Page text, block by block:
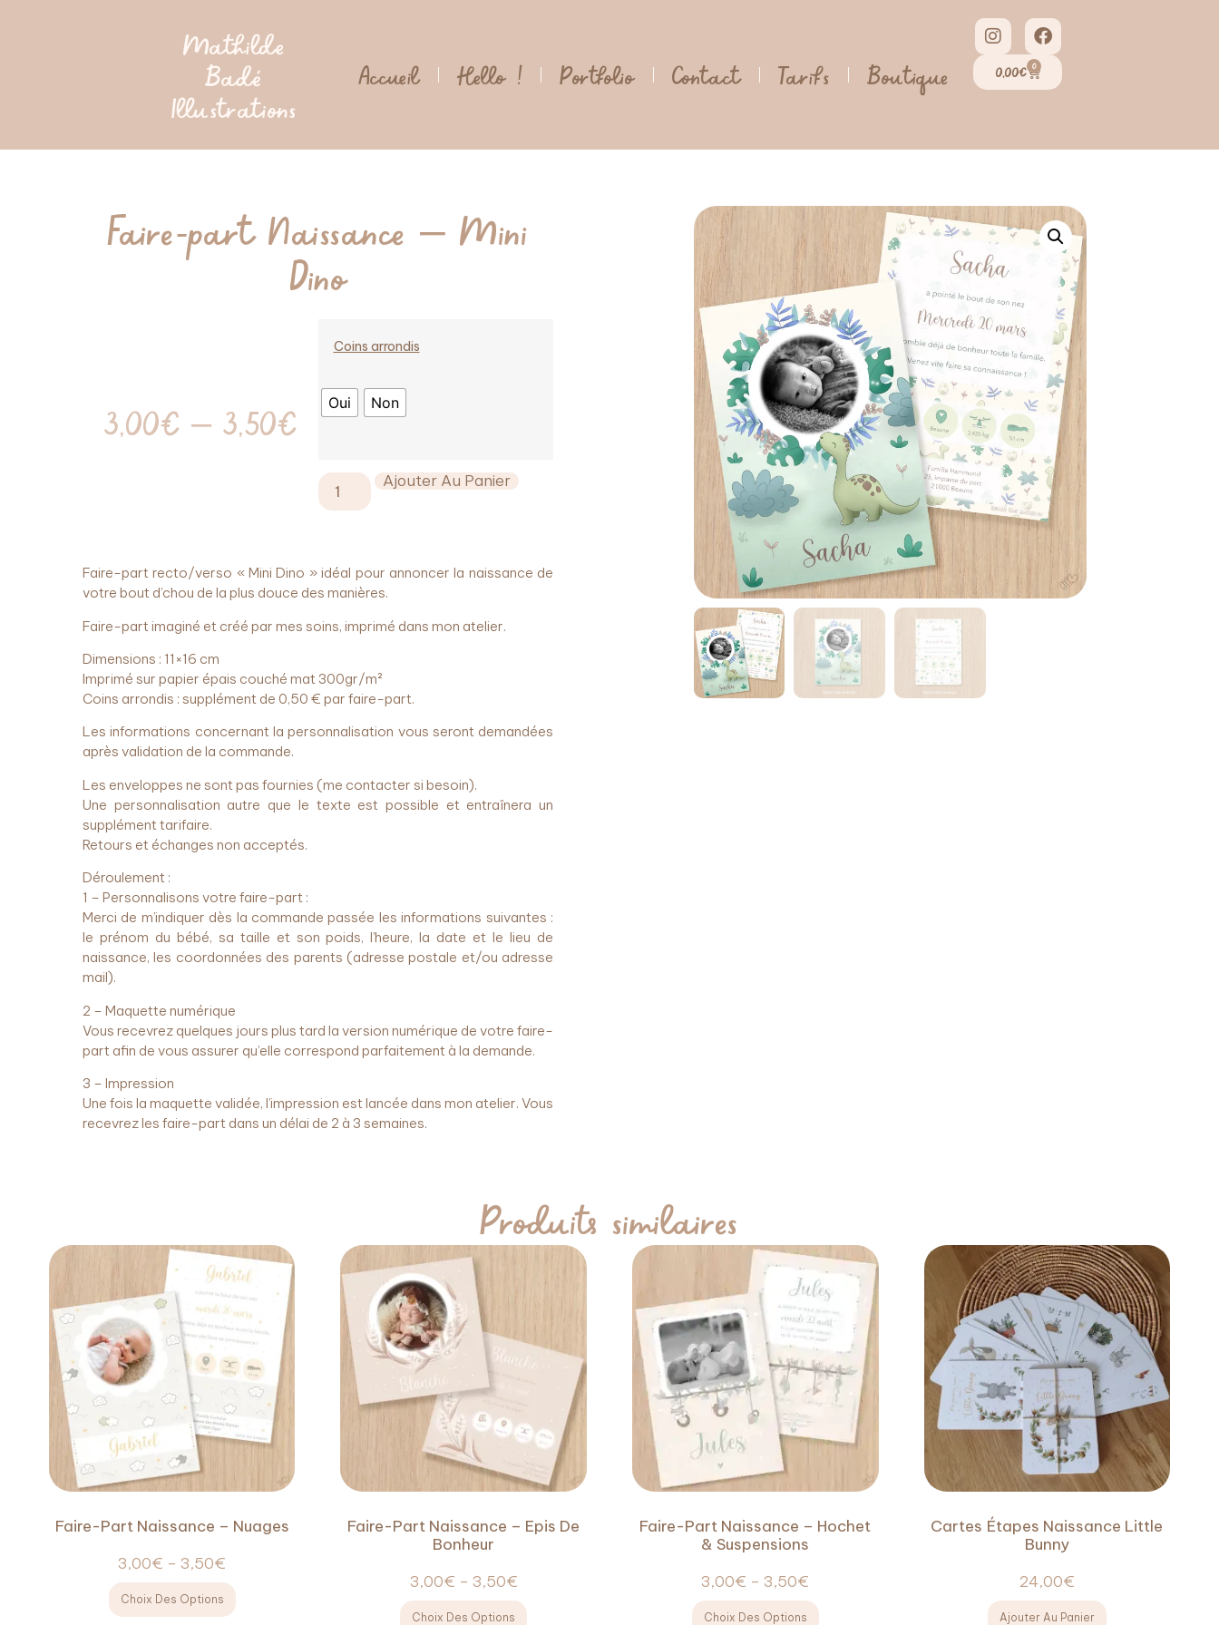
Mathilde
Badé
Illustrations
0,00€
0
Accueil Hello ! Portfolio Contact Tarifs Boutique
Faire-part Naissance – Mini
Dino
3,00€ – 3,50€
Coins arrondis
Oui Non
Ajouter Au Panier
Faire-part recto/verso « Mini Dino » idéal pour annoncer la naissance de
votre bout d’chou de la plus douce des manières.
Faire-part imaginé et créé par mes soins, imprimé dans mon atelier.
Dimensions : 11×16 cm
Imprimé sur papier épais couché mat 300gr/m²
Coins arrondis : supplément de 0,50 € par faire-part.
Les informations concernant la personnalisation vous seront demandées
après validation de la commande.
Les enveloppes ne sont pas fournies (me contacter si besoin).
Une personnalisation autre que le texte est possible et entraînera un
supplément tarifaire.
Retours et échanges non acceptés.
Déroulement :
1 – Personnalisons votre faire-part :
Merci de m’indiquer dès la commande passée les informations suivantes :
le prénom du bébé, sa taille et son poids, l’heure, la date et le lieu de
naissance, les coordonnées des parents (adresse postale et/ou adresse
mail).
2 – Maquette numérique
Vous recevrez quelques jours plus tard la version numérique de votre faire-
part afin de vous assurer qu’elle correspond parfaitement à la demande.
3 – Impression
Une fois la maquette validée, l’impression est lancée dans mon atelier. Vous
recevrez les faire-part dans un délai de 2 à 3 semaines.
Produits similaires
Faire-Part Naissance – Nuages
3,00€ – 3,50€
Choix Des Options
Faire-Part Naissance – Epis De
Bonheur
3,00€ – 3,50€
Choix Des Options
Faire-Part Naissance – Hochet
& Suspensions
3,00€ – 3,50€
Choix Des Options
Cartes Étapes Naissance Little
Bunny
24,00€
Ajouter Au Panier